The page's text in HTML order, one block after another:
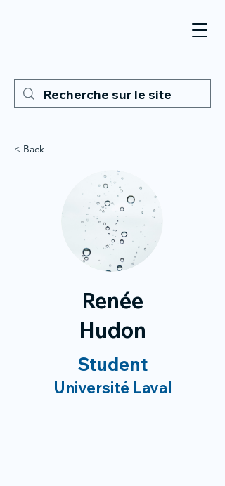
< Back
Renée
Hudon
Student
Université Laval